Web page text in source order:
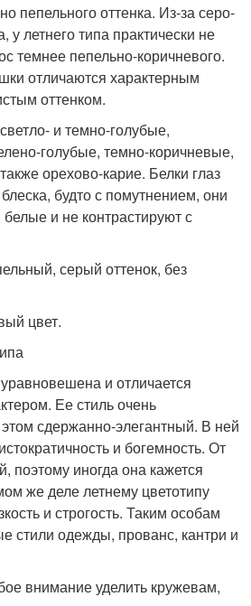
пепельного оттенка. Из-за серо-
у летнего типа практически не
темнее пепельно-коричневого.
отличаются характерным
оттенком.
и темно-голубые,
голубые, темно-коричневые,
орехово-карие. Белки глаз
будто с помутнением, они
и не контрастируют с
серый оттенок, без
цвет.
и отличается
Ее стиль очень
сдержанно-элегантный. В ней
и богемность. От
поэтому иногда она кажется
же деле летнему цветотипу
и строгость. Таким особам
стили одежды, прованс, кантри и
внимание уделить кружевам,